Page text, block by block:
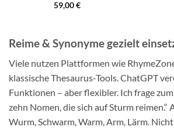
59,00€
Reime & Synonyme gezielt
Viele nutzen Plattformen wie
klassische Thesaurus-Tools. ChatGPT
Funktionen – aber flexibler. Ich frage
zehn Nomen, die sich auf Sturm reimen.“
Wurm, Schwarm, Warm, Arm, Lärm.